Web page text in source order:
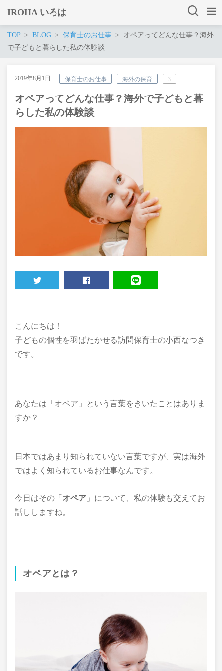
IROHA いろは
TOP BLOG 保育士のお仕事
オペアってどんな仕事？海外
で子どもと暮らした私の体験談
2019年8月1日 保育士のお仕事 海外の保育 3
オペアってどんな仕事？海外で子どもと暮
らした私の体験談
こんにちは！
子どもの個性を羽ばたかせる訪問保育士の小西なつき
です。
あなたは「オペア」という言葉をきいたことはありま
すか？
日本ではあまり知られていない言葉ですが、実は海外
ではよく知られているお仕事なんです。
今日はその「 オペア 」について、私の体験も交えてお
話ししますね。
オペアとは？